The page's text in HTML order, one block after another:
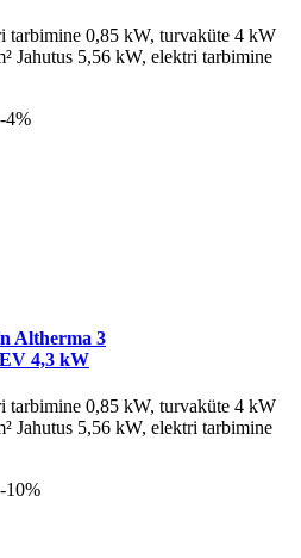
tarbimine 0,85 kW, turvaküte 4 kW
Jahutus 5,56 kW, elektri tarbimine
4%
Altherma 3
4,3 kW
tarbimine 0,85 kW, turvaküte 4 kW
Jahutus 5,56 kW, elektri tarbimine
10%